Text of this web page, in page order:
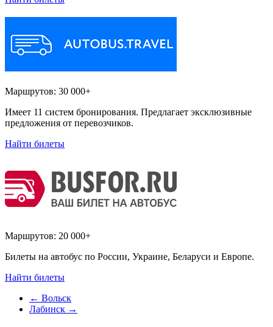
Маршрутов: 30 000+
Имеет 11 систем бронирования. Предлагает эксклюзивные
предложения от перевозчиков.
Найти билеты
Маршрутов: 20 000+
Билеты на автобус по России, Украине, Беларуси и Европе.
Найти билеты
← Вольск
Лабинск →